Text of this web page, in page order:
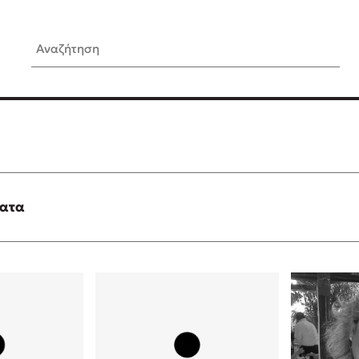
Αναζήτηση
είναι «το πρόβλημα»
Τι είναι η
Δανάη Δεληγεώργη
Συγχαρητήρια, Πέθανες!